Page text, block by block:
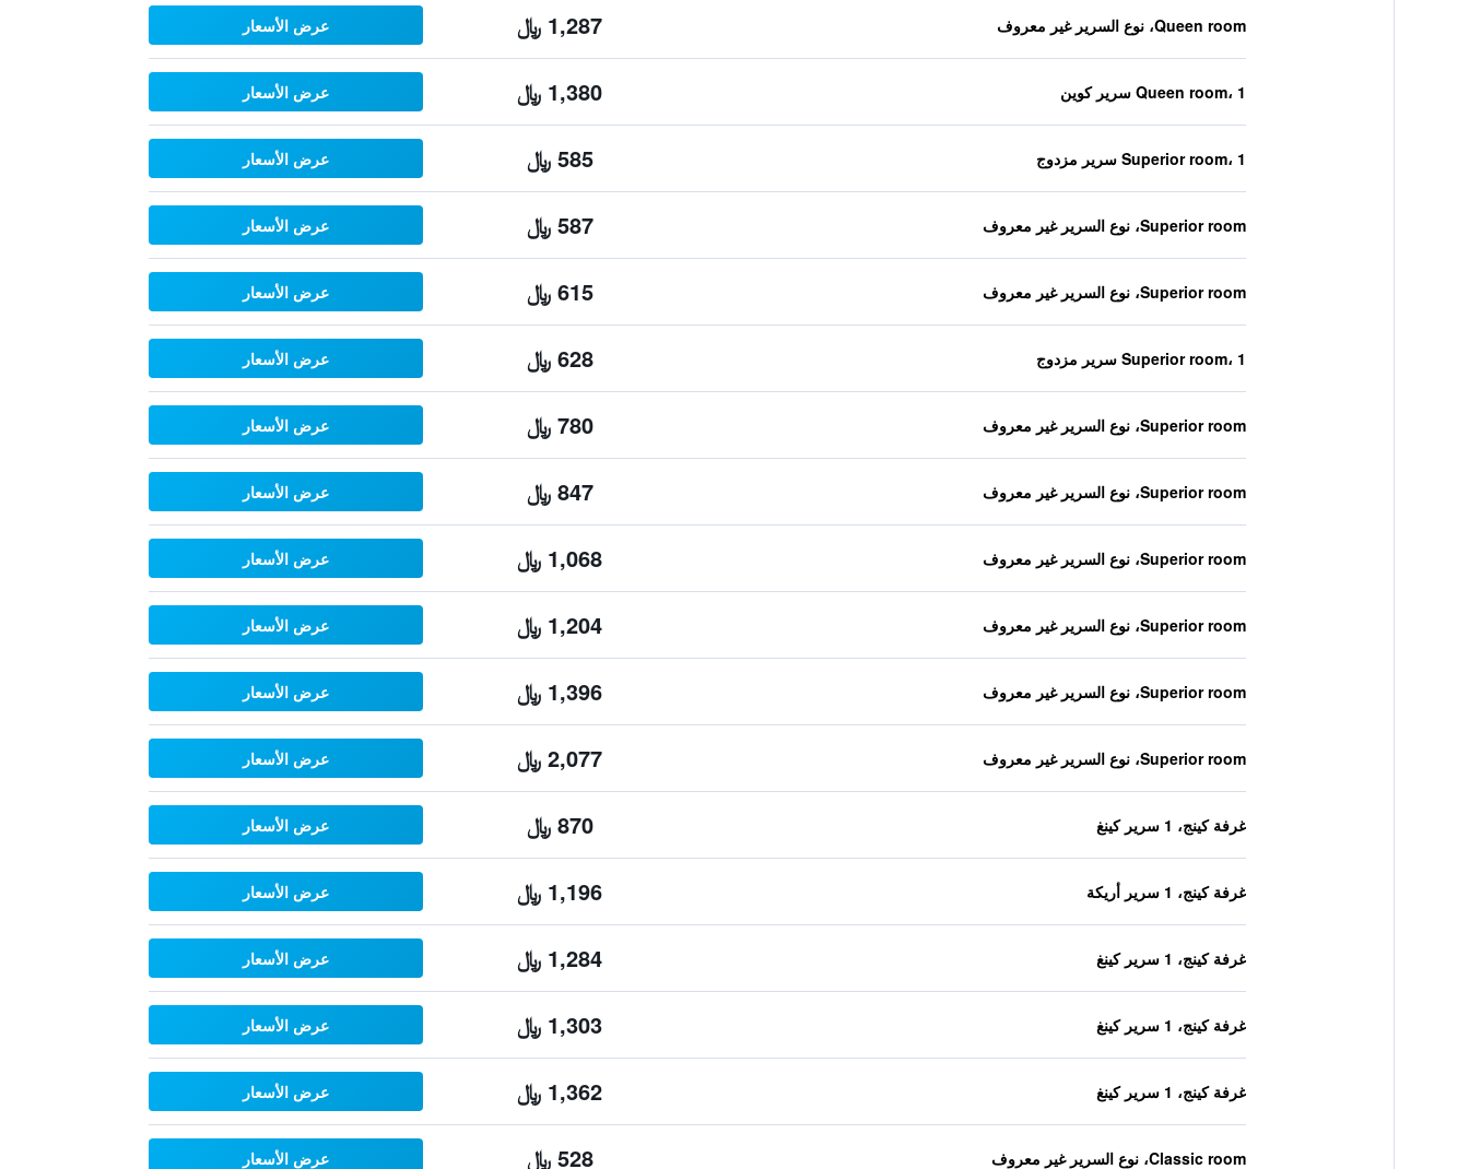
Queen room، نوع السرير غير معروف 1,287 ﷼ عرض الأسعار
Queen room، 1 سرير كوين 1,380 ﷼ عرض الأسعار
Superior room، 1 سرير مزدوج 585 ﷼ عرض الأسعار
Superior room، نوع السرير غير معروف 587 ﷼ عرض الأسعار
Superior room، نوع السرير غير معروف 615 ﷼ عرض الأسعار
Superior room، 1 سرير مزدوج 628 ﷼ عرض الأسعار
Superior room، نوع السرير غير معروف 780 ﷼ عرض الأسعار
Superior room، نوع السرير غير معروف 847 ﷼ عرض الأسعار
Superior room، نوع السرير غير معروف 1,068 ﷼ عرض الأسعار
Superior room، نوع السرير غير معروف 1,204 ﷼ عرض الأسعار
Superior room، نوع السرير غير معروف 1,396 ﷼ عرض الأسعار
Superior room، نوع السرير غير معروف 2,077 ﷼ عرض الأسعار
غرفة كينج، 1 سرير كينغ 870 ﷼ عرض الأسعار
غرفة كينج، 1 سرير أريكة 1,196 ﷼ عرض الأسعار
غرفة كينج، 1 سرير كينغ 1,284 ﷼ عرض الأسعار
غرفة كينج، 1 سرير كينغ 1,303 ﷼ عرض الأسعار
غرفة كينج، 1 سرير كينغ 1,362 ﷼ عرض الأسعار
Classic room، نوع السرير غير معروف 528 ﷼ عرض الأسعار